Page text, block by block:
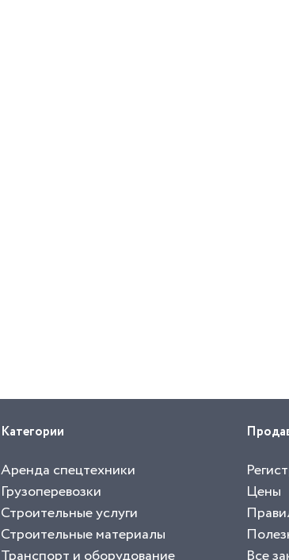
Категории
Аренда спецтехники
Грузоперевозки
Строительные услуги
Строительные материалы
Цены